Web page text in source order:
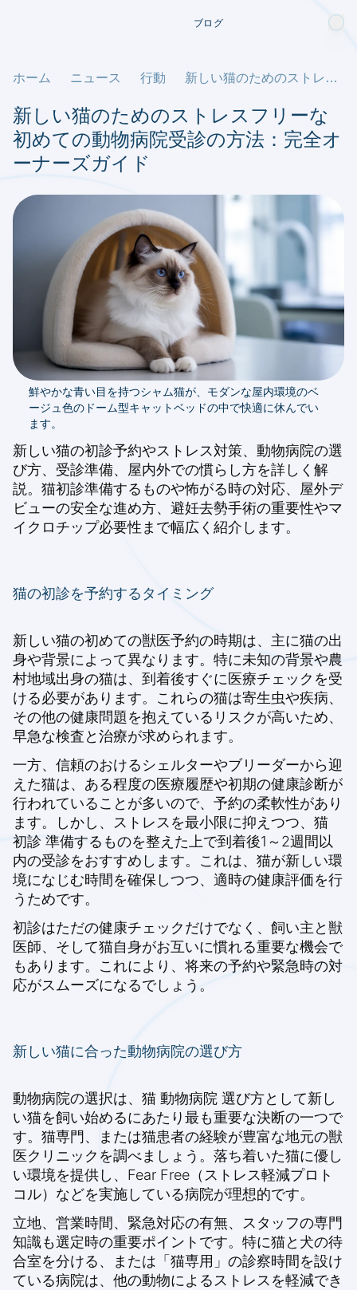
ブログ
ホーム ニュース 行動 新しい猫のためのストレスフリーな初めての動物病院受診の方法：完全オーナーズガイド
新しい猫のためのストレスフリーな
初めての動物病院受診の方法：完全オ
ーナーズガイド
鮮やかな青い目を持つシャム猫が、モダンな屋内環境のベ
ージュ色のドーム型キャットベッドの中で快適に休んでい
ます。
新しい猫の初診予約やストレス対策、動物病院の選
び方、受診準備、屋内外での慣らし方を詳しく解
説。猫初診準備するものや怖がる時の対応、屋外デ
ビューの安全な進め方、避妊去勢手術の重要性やマ
イクロチップ必要性まで幅広く紹介します。
猫の初診を予約するタイミング
新しい猫の初めての獣医予約の時期は、主に猫の出
身や背景によって異なります。特に未知の背景や農
村地域出身の猫は、到着後すぐに医療チェックを受
ける必要があります。これらの猫は寄生虫や疾病、
その他の健康問題を抱えているリスクが高いため、
早急な検査と治療が求められます。
一方、信頼のおけるシェルターやブリーダーから迎
えた猫は、ある程度の医療履歴や初期の健康診断が
行われていることが多いので、予約の柔軟性があり
ます。しかし、ストレスを最小限に抑えつつ、 猫
初診 準備するものを整えた上で到着後1～2週間以
内の受診をおすすめします。これは、猫が新しい環
境になじむ時間を確保しつつ、適時の健康評価を行
うためです。
初診はただの健康チェックだけでなく、飼い主と獣
医師、そして猫自身がお互いに慣れる重要な機会で
もあります。これにより、将来の予約や緊急時の対
応がスムーズになるでしょう。
新しい猫に合った動物病院の選び方
動物病院の選択は、 猫 動物病院 選び方として新し
い猫を飼い始めるにあたり最も重要な決断の一つで
す。猫専門、または猫患者の経験が豊富な地元の獣
医クリニックを調べましょう。落ち着いた猫に優し
い環境を提供し、Fear Free（ストレス軽減プロト
コル）などを実施している病院が理想的です。
立地、営業時間、緊急対応の有無、スタッフの専門
知識も選定時の重要ポイントです。特に猫と犬の待
合室を分ける、または「猫専用」の診察時間を設け
ている病院は、他の動物によるストレスを軽減でき